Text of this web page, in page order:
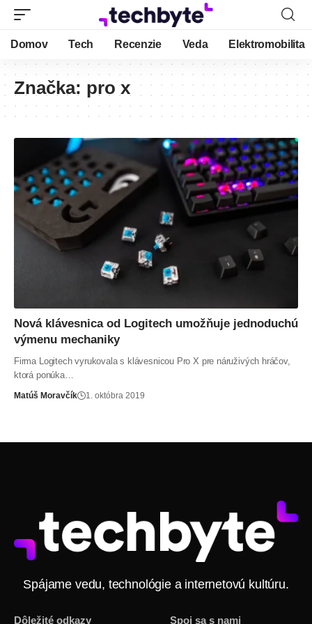
Domov Tech Recenzie Veda Elektromobilita
Značka: pro x
Nová klávesnica od Logitech umožňuje jednoduchú
výmenu mechaniky
Firma Logitech vyrukovala s klávesnicou Pro X pre náruživých hráčov,
ktorá ponúka…
Matúš Moravčík 1. októbra 2019
Spájame vedu, technológie a internetovú kultúru.
Dôležité odkazy Spoj sa s nami